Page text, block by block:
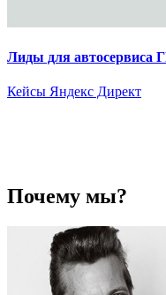
Лиды для автосервиса
Кейсы Яндекс Директ
Почему мы?